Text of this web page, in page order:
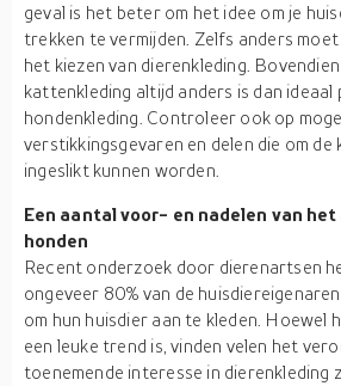
geval is het beter om het idee om je
trekken te vermijden. Zelfs anders
het kiezen van dierenkleding.
kattenkleding altijd anders is dan
hondenkleding. Controleer ook op
verstikkingsgevaren en delen die om de
ingeslikt kunnen worden.
Een aantal voor- en nadelen van
honden
Recent onderzoek door dierenartsen
ongeveer 80% van de
om hun huisdier aan te kleden. Hoewel
een leuke trend is, vinden velen het
toenemende interesse in dierenkleding